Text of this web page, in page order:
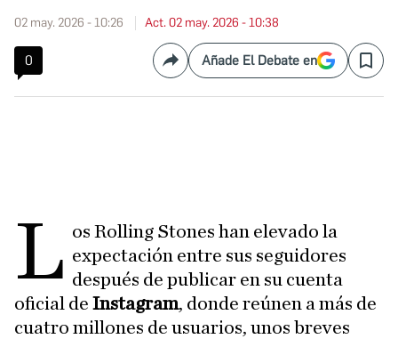
02 may. 2026 - 10:26 Act. 02 may. 2026 - 10:38
0 CompartirAñade El Debate en Save
L os Rolling Stones han elevado la
expectación entre sus seguidores
después de publicar en su cuenta
oficial de Instagram, donde reúnen a más de
cuatro millones de usuarios, unos breves